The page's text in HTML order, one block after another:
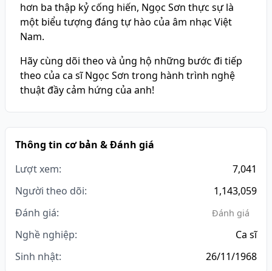
hơn ba thập kỷ cống hiến, Ngọc Sơn thực sự là
một biểu tượng đáng tự hào của âm nhạc Việt
Nam.
Hãy cùng dõi theo và ủng hộ những bước đi tiếp
theo của ca sĩ Ngọc Sơn trong hành trình nghệ
thuật đầy cảm hứng của anh!
Thông tin cơ bản & Đánh giá
Lượt xem:
7,041
Người theo dõi:
1,143,059
Đánh giá:
Đánh giá
Nghề nghiệp:
Ca sĩ
Sinh nhật:
26/11/1968